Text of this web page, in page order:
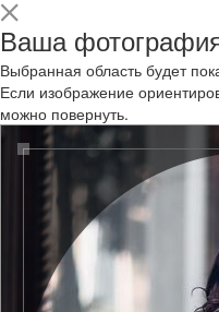
Ваша
Выбранная область будет
Если изображение
можно повернуть.